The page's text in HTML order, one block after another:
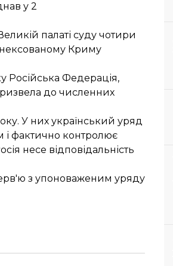
у 2
палаті суду чотири
Криму
Російська Федерація,
до численних
У них український уряд
фактично контролює
несе відповідальність
з упоноваженим уряду